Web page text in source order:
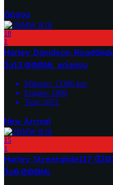
ติดจอง
18
1
Harley Davidson
วิ่ง13,000Mi. แต่งครบ
Mileage: 13300 km
Engine: 1800
Year: 2021
New Arrival
15
1
Harley Streetglide117 ปี
วิ่ง6,000Mi.